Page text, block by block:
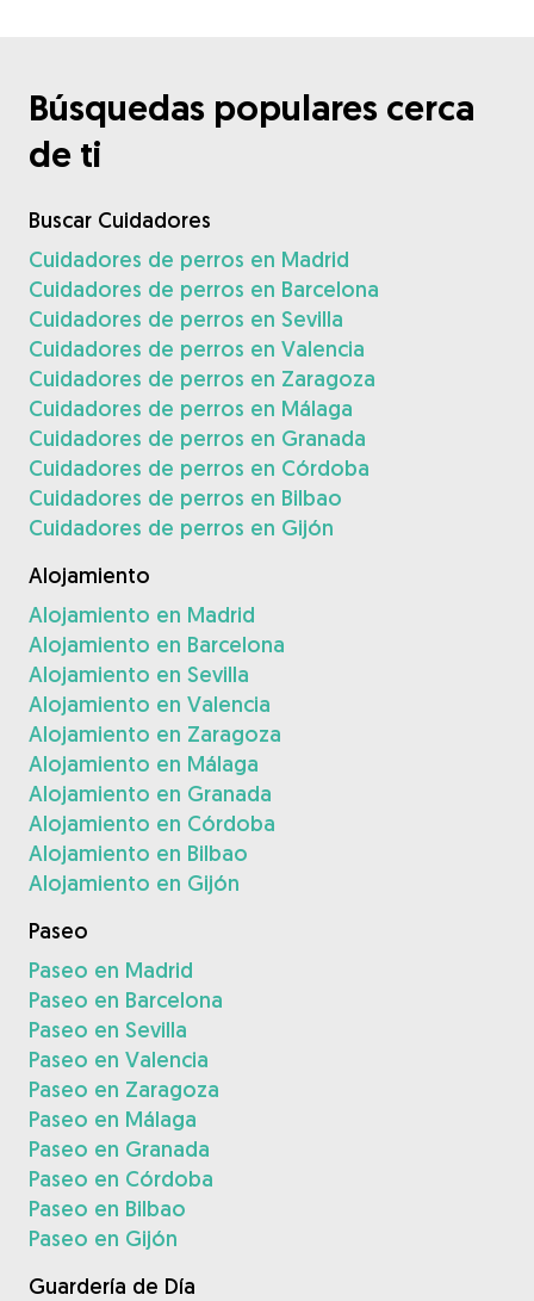
Búsquedas populares cerca
de ti
Buscar Cuidadores
Cuidadores de perros en Madrid
Cuidadores de perros en Barcelona
Cuidadores de perros en Sevilla
Cuidadores de perros en Valencia
Cuidadores de perros en Zaragoza
Cuidadores de perros en Málaga
Cuidadores de perros en Granada
Cuidadores de perros en Córdoba
Cuidadores de perros en Bilbao
Cuidadores de perros en Gijón
Alojamiento
Alojamiento en Madrid
Alojamiento en Barcelona
Alojamiento en Sevilla
Alojamiento en Valencia
Alojamiento en Zaragoza
Alojamiento en Málaga
Alojamiento en Granada
Alojamiento en Córdoba
Alojamiento en Bilbao
Alojamiento en Gijón
Paseo
Paseo en Madrid
Paseo en Barcelona
Paseo en Sevilla
Paseo en Valencia
Paseo en Zaragoza
Paseo en Málaga
Paseo en Granada
Paseo en Córdoba
Paseo en Bilbao
Paseo en Gijón
Guardería de Día